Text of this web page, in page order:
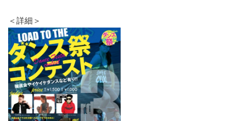
＜詳細＞